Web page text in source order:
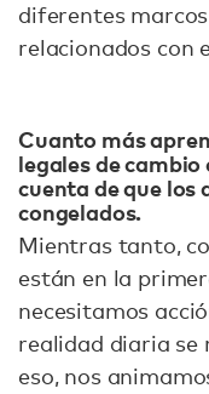
diferentes
relacionados con
Cuanto más
legales de
cuenta de que los
congelados.
Mientras tanto,
están en la
necesitamos
realidad diaria se
eso, nos